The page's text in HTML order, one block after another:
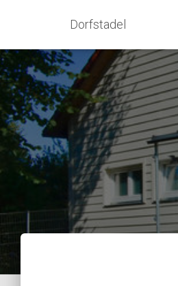
Dorfstadel